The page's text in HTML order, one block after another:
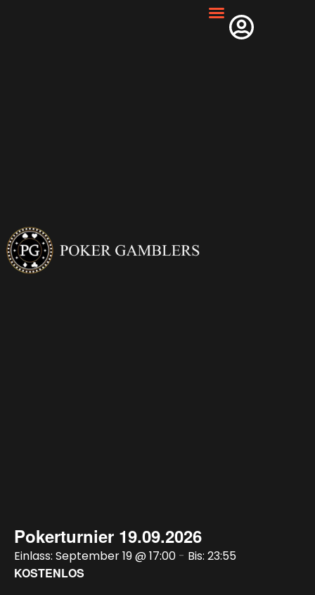
Pokerturnier 19.09.2026
September 19 @ 17:00 -
23:55
KOSTENLOS